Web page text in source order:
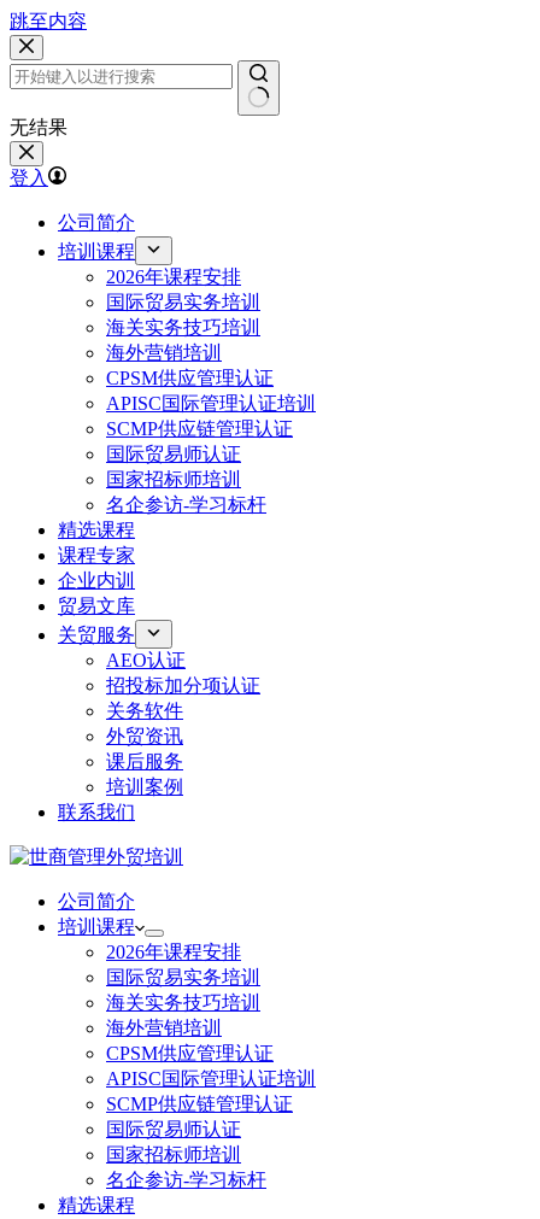
跳至内容
无结果
登入
公司简介
培训课程
2026年课程安排
国际贸易实务培训
海关实务技巧培训
海外营销培训
CPSM供应管理认证
APISC国际管理认证培训
SCMP供应链管理认证
国际贸易师认证
国家招标师培训
名企参访-学习标杆
精选课程
课程专家
企业内训
贸易文库
关贸服务
AEO认证
招投标加分项认证
关务软件
外贸资讯
课后服务
培训案例
联系我们
公司简介
培训课程
2026年课程安排
国际贸易实务培训
海关实务技巧培训
海外营销培训
CPSM供应管理认证
APISC国际管理认证培训
SCMP供应链管理认证
国际贸易师认证
国家招标师培训
名企参访-学习标杆
精选课程